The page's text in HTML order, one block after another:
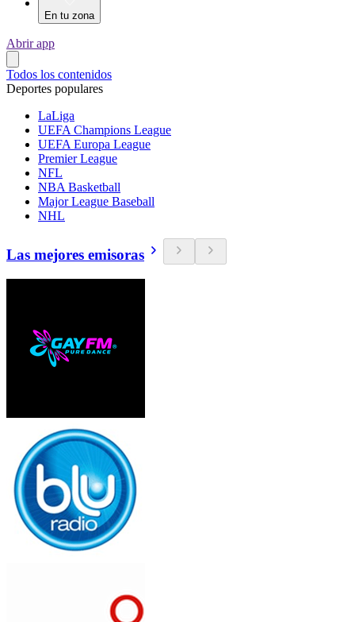
En tu zona
Abrir app
Todos los contenidos
Deportes populares
LaLiga
UEFA Champions League
UEFA Europa League
Premier League
NFL
NBA Basketball
Major League Baseball
NHL
Las mejores emisoras